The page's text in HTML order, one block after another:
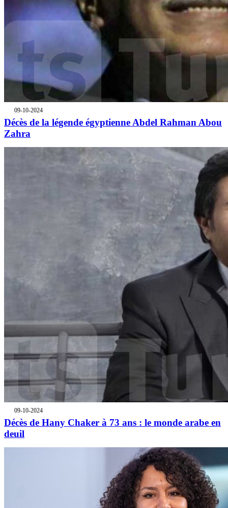
09-10-2024
Décès de la légende égyptienne Abdel Rahman Abou
Zahra
09-10-2024
Décès de Hany Chaker à 73 ans : le monde arabe en
deuil